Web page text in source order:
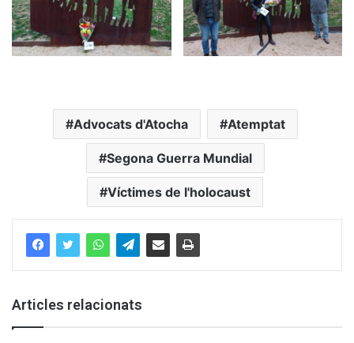
Advocats d'Atocha Atemptat
Segona Guerra Mundial
Víctimes de l'holocaust
Articles relacionats